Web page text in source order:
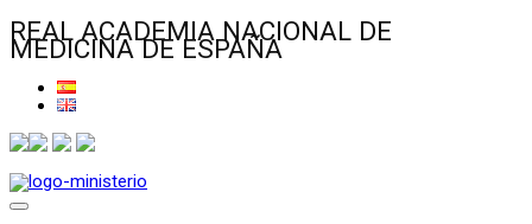
REAL ACADEMIA NACIONAL DE
MEDICINA DE ESPAÑA